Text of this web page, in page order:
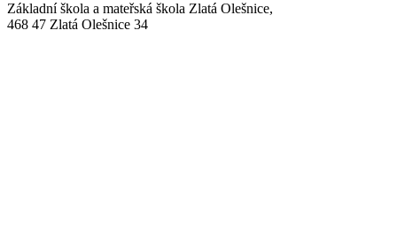
Základní škola a mateřská škola Zlatá Olešnice,
468 47 Zlatá Olešnice 34